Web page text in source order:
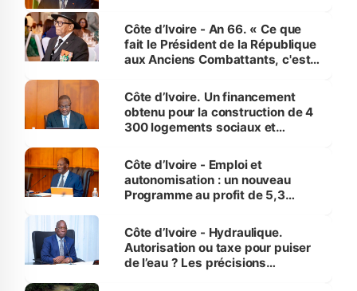
Côte d’Ivoire - An 66. « Ce que
fait le Président de la République
aux Anciens Combattants, c'est
Côte d’Ivoire. Un financement
obtenu pour la construction de 4
300 logements sociaux et
et Yamoussoukro
Côte d’Ivoire - Emploi et
autonomisation : un nouveau
Programme au profit de 5,3
Côte d’Ivoire - Hydraulique.
Autorisation ou taxe pour puiser
de l’eau ? Les précisions